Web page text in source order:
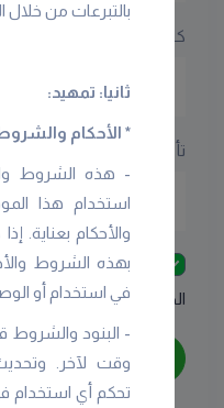
كلمة السر
تأكيد كلمة السر
أوافق علىاتفاقية
الخصوصية الشروط سياسة
التالي
بالتبرعات من خلال
ثانيا: تمهيد:
* الأحكام
- هذه الشروط
استخدام هذا
والأحكام بعنایة.
بهذه الشروط
في استخدام أو
- البنود والشروط
وقت لآخر.
تحكم أي استخدام